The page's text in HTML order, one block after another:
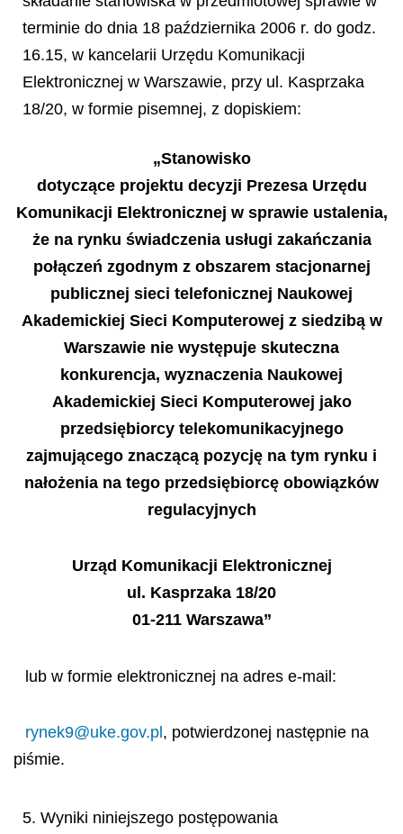
terminie do dnia 18 października 2006 r. do godz.
16.15, w kancelarii Urzędu Komunikacji
Elektronicznej w Warszawie, przy ul. Kasprzaka
18/20, w formie pisemnej, z dopiskiem:
„Stanowisko
dotyczące projektu decyzji Prezesa Urzędu
Komunikacji Elektronicznej w sprawie ustalenia,
że na rynku świadczenia usługi zakańczania
połączeń zgodnym z obszarem stacjonarnej
publicznej sieci telefonicznej Naukowej
Akademickiej Sieci Komputerowej z siedzibą w
Warszawie nie występuje skuteczna
konkurencja, wyznaczenia Naukowej
Akademickiej Sieci Komputerowej jako
przedsiębiorcy telekomunikacyjnego
zajmującego znaczącą pozycję na tym rynku i
nałożenia na tego przedsiębiorcę obowiązków
regulacyjnych
Urząd Komunikacji Elektronicznej
ul. Kasprzaka 18/20
01-211 Warszawa”
lub w formie elektronicznej na adres e-mail:
rynek9@uke.gov.pl , potwierdzonej następnie na
piśmie.
5. Wyniki niniejszego postępowania